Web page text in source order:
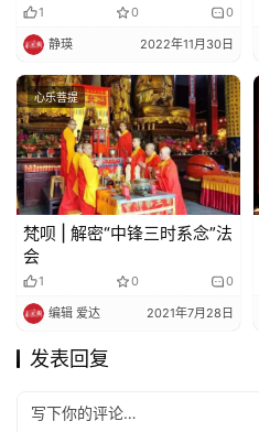
明1 0 0
静瑛 2022年11月30日
心乐菩提
梵呗 | 解密“中锋三时系念”法
会
1 0 0
编辑 爱达 2021年7月28日
发表回复